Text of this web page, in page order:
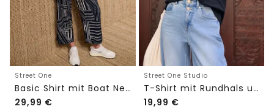
Street One
Basic Shirt mit Boat Neck und Elastikbund
29,99 €
Street One Studio
T-Shirt mit Rundhals und Embroidery-Detail
19,99 €